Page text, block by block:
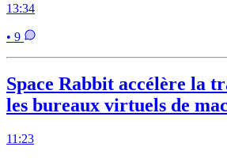
13:34
• 9
Space Rabbit accélère la
les bureaux virtuels de
11:23